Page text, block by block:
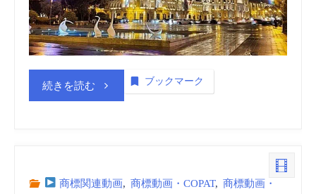
(COPAT)
商
標
画
続きを読む“ア
バ
ブックマーク
商標関連動画, 商標動画・COPAT, 商標動画・